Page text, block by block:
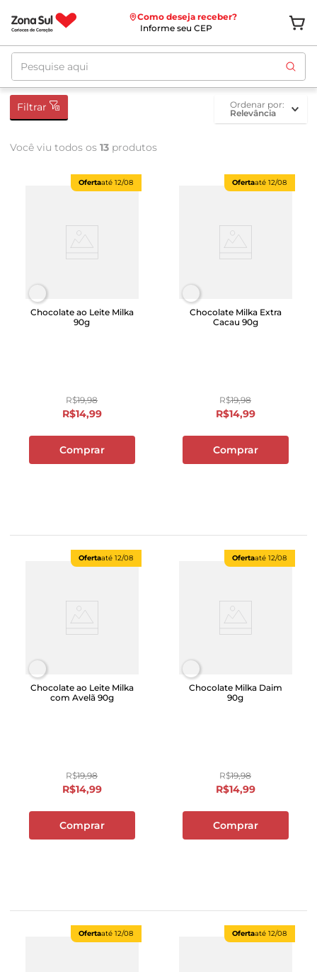
Como deseja receber?
Informe seu CEP
Pesquise aqui
Filtrar
ordenar por
Relevância
Você viu todos os 13 produtos
Ofertaaté 12/08
Chocolate ao Leite Milka
90g
R$19,98
R$14,99
Comprar
Ofertaaté 12/08
Chocolate Milka Extra
Cacau 90g
R$19,98
R$14,99
Comprar
Ofertaaté 12/08
Chocolate ao Leite Milka
com Avelã 90g
R$19,98
R$14,99
Comprar
Ofertaaté 12/08
Chocolate Milka Daim
90g
R$19,98
R$14,99
Comprar
Ofertaaté 12/08 Ofertaaté 12/08